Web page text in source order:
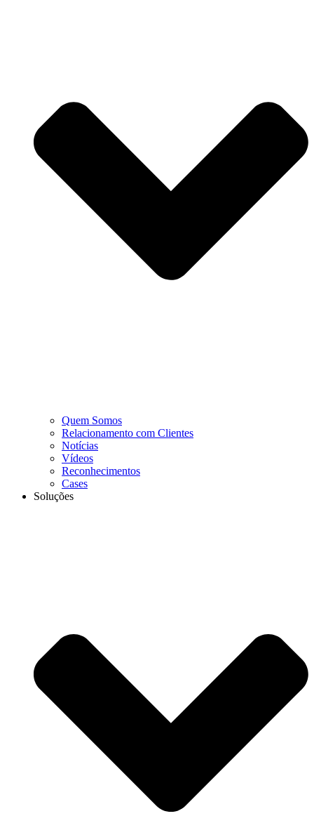
Quem Somos
Relacionamento com Clientes
Notícias
Vídeos
Reconhecimentos
Cases
Soluções